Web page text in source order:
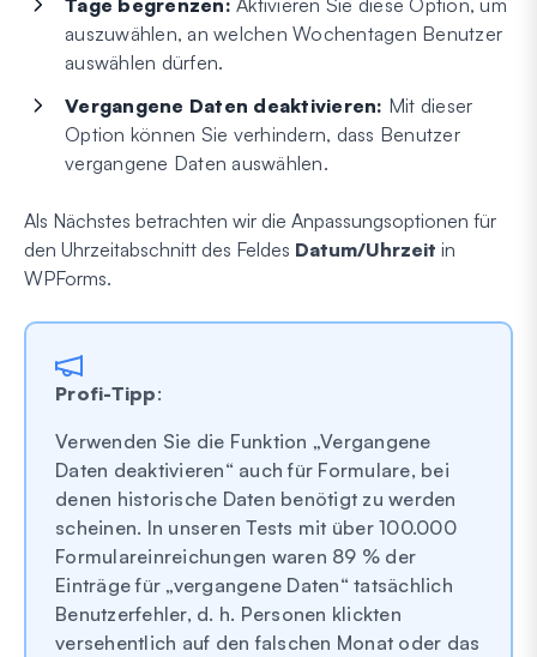
Tage begrenzen: Aktivieren Sie diese Option, um
auszuwählen, an welchen Wochentagen Benutzer
auswählen dürfen.
Vergangene Daten deaktivieren: Mit dieser
Option können Sie verhindern, dass Benutzer
vergangene Daten auswählen.
Als Nächstes betrachten wir die Anpassungsoptionen für
den Uhrzeitabschnitt des Feldes Datum/Uhrzeit in
WPForms.
Profi-Tipp:
Verwenden Sie die Funktion „Vergangene
Daten deaktivieren“ auch für Formulare, bei
denen historische Daten benötigt zu werden
scheinen. In unseren Tests mit über 100.000
Formulareinreichungen waren 89 % der
Einträge für „vergangene Daten“ tatsächlich
Benutzerfehler, d. h. Personen klickten
versehentlich auf den falschen Monat oder das